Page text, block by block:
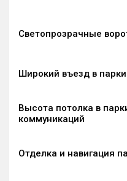
Светопрозрачные
Широкий въезд в
Высота потолка в
коммуникаций
Отделка и навигация